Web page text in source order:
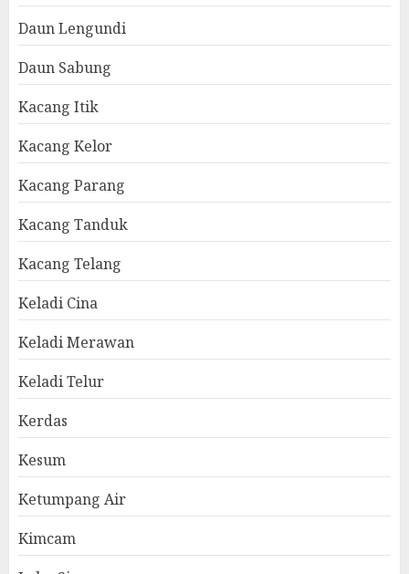
Daun Lengundi
Daun Sabung
Kacang Itik
Kacang Kelor
Kacang Parang
Kacang Tanduk
Kacang Telang
Keladi Cina
Keladi Merawan
Keladi Telur
Kerdas
Kesum
Ketumpang Air
Kimcam